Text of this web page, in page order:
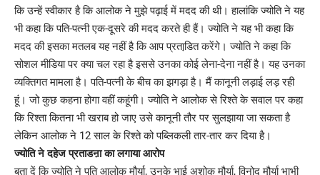
कि उन्हें स्वीकार है कि आलोक ने मुझे पढ़ाई में मदद की थी। हालांकि ज्योति ने यह
भी कहा कि पति-पत्नी एक-दूसरे की मदद करते ही हैं। ज्योति ने यह भी कहा कि
मदद की इसका मतलब यह नहीं है कि आप प्रताडि़त करेंगे। ज्योति ने कहा कि
सोशल मीडिया पर क्या चल रहा है इससे उनका कोई लेना-देना नहीं है। यह उनका
व्यक्तिगत मामला है। पति-पत्नी के बीच का झगड़ा है। मैं कानूनी लड़ाई लड़ रही
हूं। जो कुछ कहना होगा वहीं कहूंगी। ज्योति ने आलोक से रिश्ते के सवाल पर कहा
कि रिश्ता कितना भी खराब हो जाए उसे कानूनी तौर पर सुलझाया जा सकता है
लेकिन आलोक ने 12 साल के रिश्ते को पब्लिकली तार-तार कर दिया है।
ज्योति ने दहेज प्रताडऩा का लगाया आरोप
बता दें कि ज्योति ने पति आलोक मौर्या, उनके भाई अशोक मौर्या, विनोद मौर्या भाभी